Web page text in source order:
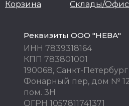
Корзина Склады/
Реквизиты ООО "НЕВА"
ИНН 7839318164
КПП 783801001
190068, Санкт-Петербург
Фонарный пер, дом №
пом. 3Н
ОГРН 1057811741371